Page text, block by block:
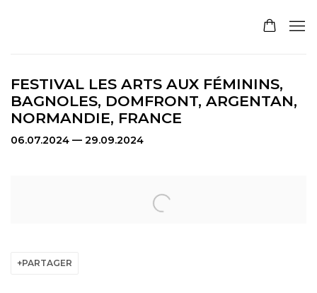
FESTIVAL LES ARTS AUX FÉMININS,
BAGNOLES, DOMFRONT, ARGENTAN,
NORMANDIE, FRANCE
06.07.2024 — 29.09.2024
PARTAGER